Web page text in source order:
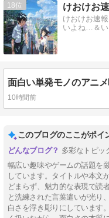
18 けおけお
けおけお速
いよね…＆
10時間前
このブログのここがポイ
多彩なトピッ
幅広い趣味やゲームの話題を
しています。タイトルや本文
どまらず、魅力的な表現で読
と洗練された言葉遣いが光り
白さを浮き彫りにしています